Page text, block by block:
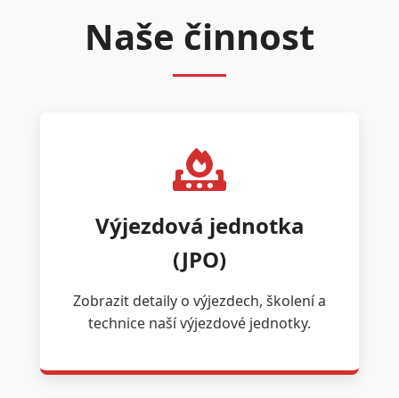
Naše činnost
Výjezdová jednotka
(JPO)
Zobrazit detaily o výjezdech, školení a
technice naší výjezdové jednotky.